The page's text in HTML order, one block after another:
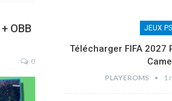
OBB
0
JEUX
Télécharger FIFA 2027
PLAYEROMS 1